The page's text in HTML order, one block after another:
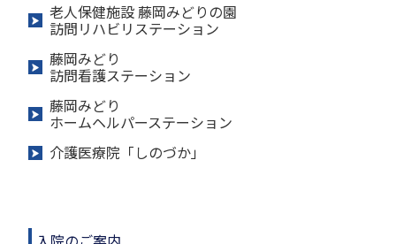
老人保健施設 藤岡みどりの園
訪問リハビリステーション
藤岡みどり
訪問看護ステーション
藤岡みどり
ホームヘルパーステーション
介護医療院「しのづか」